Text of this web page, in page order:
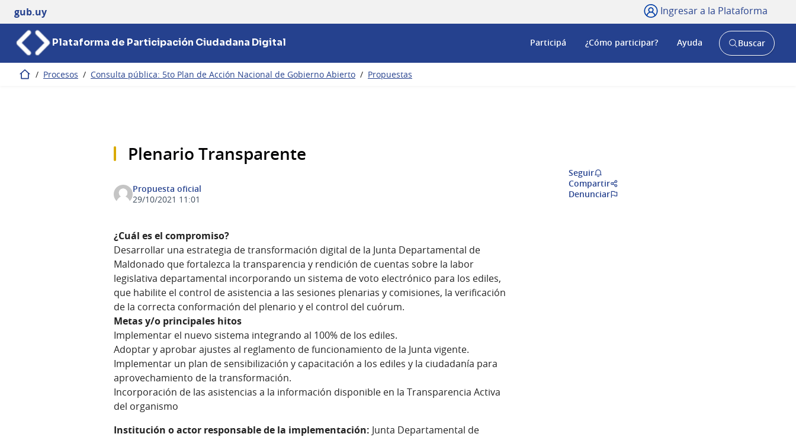
gub.uy Ingresar a la Plataforma
Plataforma de Participación Ciudadana Digital Participá ¿Cómo participar? Ayuda
AbrirBuscar
Inicio / Procesos / Consulta pública: 5to Plan de Acción Nacional de Gobierno Abierto / Propuestas
Plenario Transparente
Propuesta oficial
29/10/2021 11:01
¿Cuál es el compromiso?
Desarrollar una estrategia de transformación digital de la Junta Departamental de
Maldonado que fortalezca la transparencia y rendición de cuentas sobre la labor
legislativa departamental incorporando un sistema de voto electrónico para los ediles,
que habilite el control de asistencia a las sesiones plenarias y comisiones, la verificación
de la correcta conformación del plenario y el control del cuórum.
Metas y/o principales hitos
Implementar el nuevo sistema integrando al 100% de los ediles.
Adoptar y aprobar ajustes al reglamento de funcionamiento de la Junta vigente.
Implementar un plan de sensibilización y capacitación a los ediles y la ciudadanía para
aprovechamiento de la transformación.
Incorporación de las asistencias a la información disponible en la Transparencia Activa
del organismo
Institución o actor responsable de la implementación: Junta Departamental de
Seguir
Compartir
Denunciar